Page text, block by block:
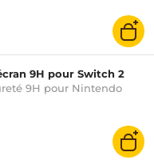
9H pour Switch 2
9H pour Nintendo